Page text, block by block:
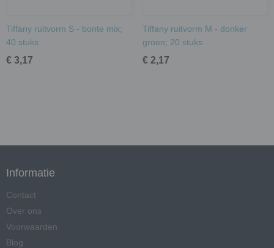
Tiffany ruitvorm S - bonte mix;
40 stuks
€ 3,17
Tiffany ruitvorm M - donker
groen; 20 stuks
€ 2,17
Informatie
Contact
Over ons
Voorwaarden
Blog